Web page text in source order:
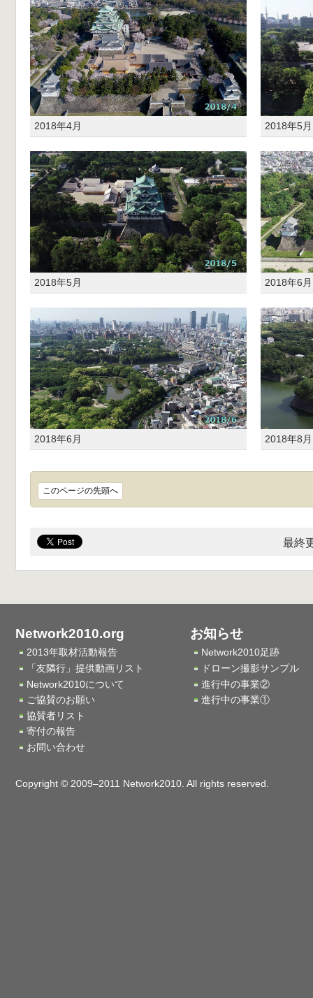
2018年4月 2018年5月
2018年5月 2018年6月
2018年6月 2018年8月
このページの先頭へ
最終
Network2010.org
2013年取材活動報告
「友隣行」提供動画リスト
Network2010について
ご協賛のお願い
協賛者リスト
寄付の報告
お問い合わせ
お知らせ
Network2010足跡
ドローン撮影サンプル
進行中の事業②
進行中の事業①
Copyright © 2009–2011 Network2010. All rights reserved.